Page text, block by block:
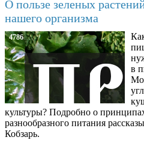
О пользе зеленых
нашего организма
4786
в
культуры? Подробно о
разнообразного питания
Кобзарь.